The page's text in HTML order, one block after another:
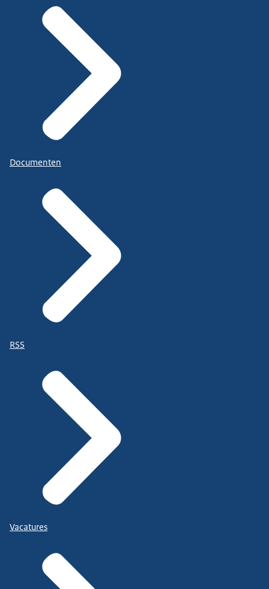
Documenten
RSS
Vacatures